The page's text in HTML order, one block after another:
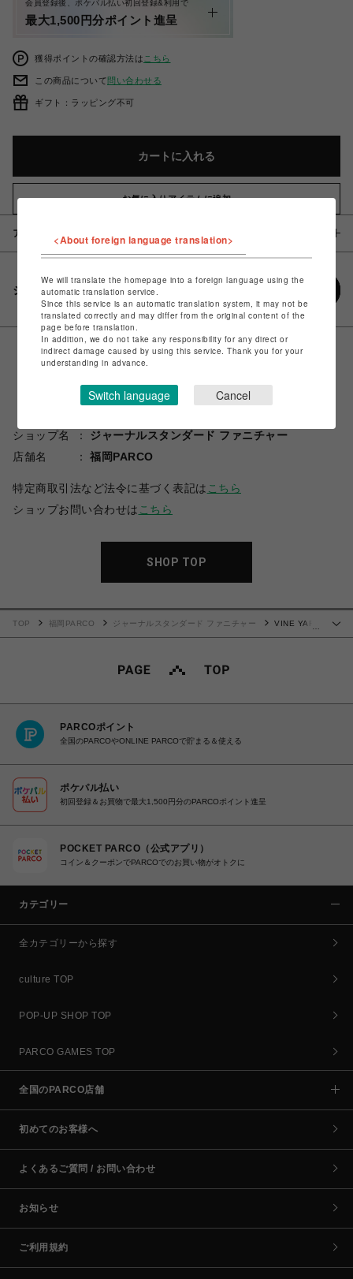
会員登録後、ポケパル払い初回登録&利用で
最大1,500円分ポイント進呈
獲得ポイントの確認方法は こちら
この商品について問い合わせる
ギフト：ラッピング不可
カートに入れる
お気に入りアイテムに追加
アイテム説明 / 素材
シェアする
ショップ名
ジャーナルスタンダード ファニチャー
店舗名
福岡PARCO
特定商取引法など法令に基づく表記は こちら
ショップお問い合わせは こちら
SHOP TOP
TOP 福岡PARCO ジャーナルスタンダード ファニチャー
VINE YARD
PARCOポイント
全国のPARCOやONLINE PARCOで貯まる＆使える
ポケパル払い
初回登録＆お買物で最大1,500円分のPARCOポイント進呈
POCKET PARCO（公式アプリ）
コイン＆クーポンでPARCOでのお買い物がオトクに
カテゴリー
全カテゴリーから探す
culture TOP
POP-UP SHOP TOP
PARCO GAMES TOP
全国のPARCO店舗
初めてのお客様へ
よくあるご質問 / お問い合わせ
お知らせ
ご利用規約
<About foreign language translation>
We will translate the homepage into a foreign language using the
automatic translation service.
Since this service is an automatic translation system, it may not be
translated correctly and may differ from the original content of the
page before translation.
In addition, we do not take any responsibility for any direct or
indirect damage caused by using this service. Thank you for your
understanding in advance.
Switch language Cancel